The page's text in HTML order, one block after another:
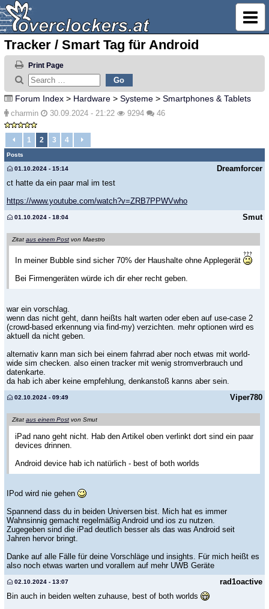
Tracker / Smart Tag für Android
Print Page
Forum Index > Hardware > Systeme > Smartphones & Tablets
charmin 30.09.2024 - 21:22 9294 46
1 2 3 4
Posts
Dreamforcer
01.10.2024 - 15:14
ct hatte da ein paar mal im test
https://www.youtube.com/watch?v=ZRB7PPWVwho
Smut
01.10.2024 - 18:04
Zitat aus einem Post von Maestro
In meiner Bubble sind sicher 70% der Haushalte ohne Applegerät
Bei Firmengeräten würde ich dir eher recht geben.
war ein vorschlag.
wenn das nicht geht, dann heißts halt warten oder eben auf use-case 2
(crowd-based erkennung via find-my) verzichten. mehr optionen wird es
aktuell da nicht geben.
alternativ kann man sich bei einem fahrrad aber noch etwas mit world-
wide sim checken. also einen tracker mit wenig stromverbrauch und
datenkarte.
da hab ich aber keine empfehlung, denkanstoß kanns aber sein.
Viper780
02.10.2024 - 09:49
Zitat aus einem Post von Smut
iPad nano geht nicht. Hab den Artikel oben verlinkt dort sind ein paar
devices drinnen.
Android device hab ich natürlich - best of both worlds
IPod wird nie gehen
Spannend dass du in beiden Universen bist. Mich hat es immer
Wahnsinnig gemacht regelmäßig Android und ios zu nutzen.
Zugegeben sind die iPad deutlich besser als das was Android seit
Jahren hervor bringt.
Danke auf alle Fälle für deine Vorschläge und insights. Für mich heißt es
also noch etwas warten und vorallem auf mehr UWB Geräte
rad1oactive
02.10.2024 - 13:07
Bin auch in beiden welten zuhause, best of both worlds